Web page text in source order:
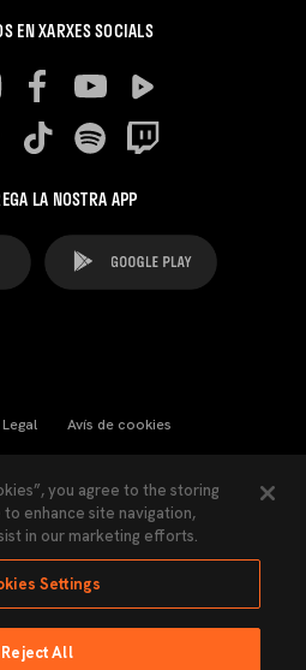
EN XARXES SOCIALS
LA NOSTRA APP
Avís de cookies
Política de Privacitat
you agree to the storing
enhance site navigation,
in our marketing efforts.
Settings
Reject All